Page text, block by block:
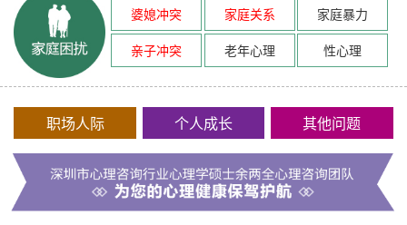
婆媳冲突 家庭关系
家庭暴力
亲子冲突
老年心理 性心理
职场人际 个人成长 其他问题